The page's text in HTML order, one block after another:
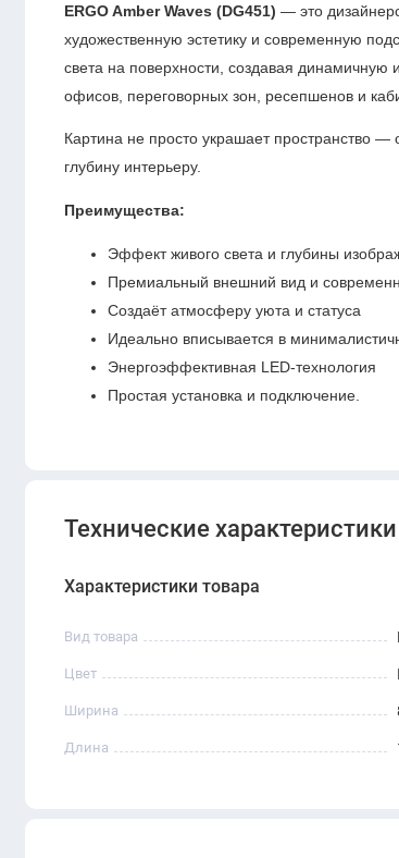
ERGO Amber Waves (DG451) — это
художественную эстетику и современную
света на поверхности, создавая
офисов, переговорных зон, ресепшенов и
Картина не просто украшает пространство
глубину интерьеру.
Преимущества:
Эффект живого света и глубины
Премиальный внешний вид и
Создаёт атмосферу уюта и статуса
Идеально вписывается в
Энергоэффективная LED-технология
Простая установка и подключение.
Технические
Характеристики товара
Вид товара
Цвет
Ширина
Длина